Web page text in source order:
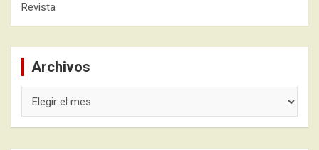
Revista
Archivos